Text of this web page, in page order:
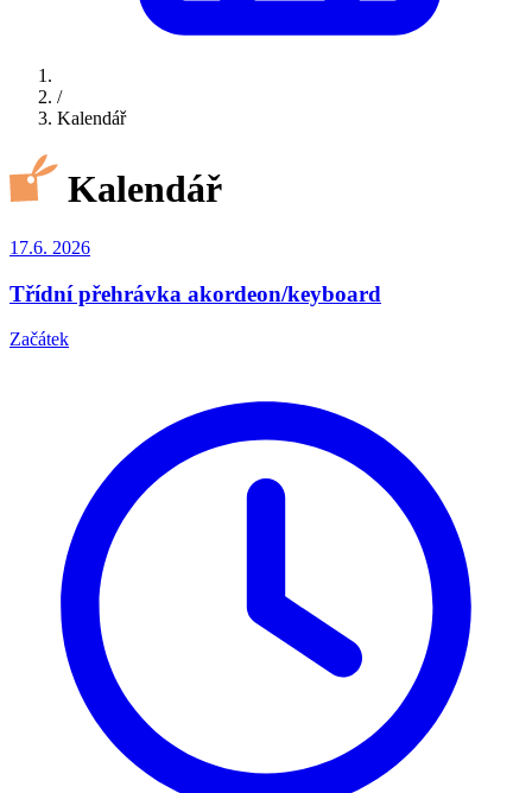
/
Kalendář
Kalendář
17.6. 2026
Třídní přehrávka akordeon/keyboard
Začátek